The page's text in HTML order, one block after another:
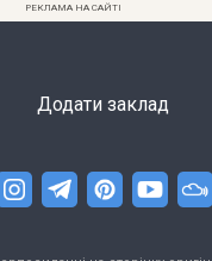
РЕКЛАМА НА САЙТІ
Додати заклад